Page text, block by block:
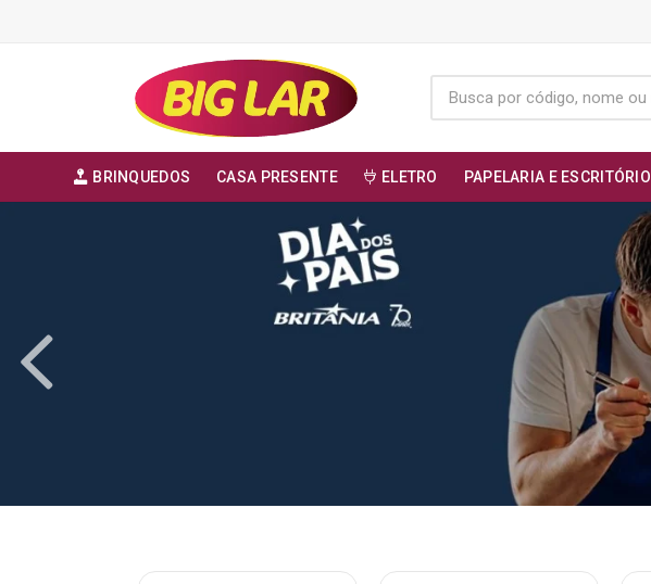
BRINQUEDOS CASA PRESENTE ELETRO PAPELARIA E ESCRITÓRIO